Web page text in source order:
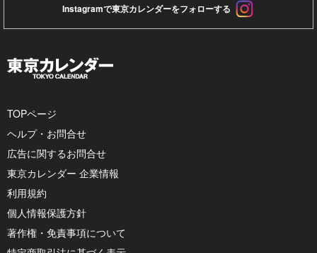
Instagramで東京カレンダーをフォローする
TOPページ
ヘルプ・お問合せ
広告に関するお問合せ
東京カレンダー 企業情報
利用規約
個人情報保護方針
著作権・免責事項について